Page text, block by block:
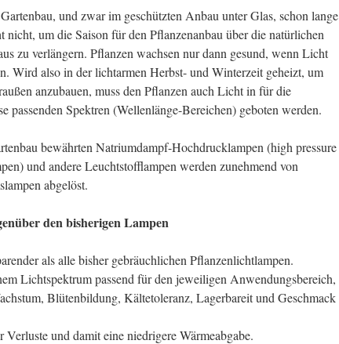
und zwar im geschützten Anbau unter Glas, schon lange
um die Saison für den Pflanzenanbau über die natürlichen
zu verlängern. Pflanzen wachsen nur dann gesund, wenn Licht
Wird also in der lichtarmen Herbst- und Winterzeit geheizt, um
anzubauen, muss den Pflanzen auch Licht in für die
passenden Spektren (Wellenlänge-Bereichen) geboten werden.
bewährten Natriumdampf-Hochdrucklampen (high pressure
und andere Leuchtstofflampen werden zunehmend von
abgelöst.
den bisherigen Lampen
als alle bisher gebräuchlichen Pflanzenlichtlampen.
Lichtspektrum passend für den jeweiligen Anwendungsbereich,
Blütenbildung, Kältetoleranz, Lagerbareit und Geschmack
und damit eine niedrigere Wärmeabgabe.